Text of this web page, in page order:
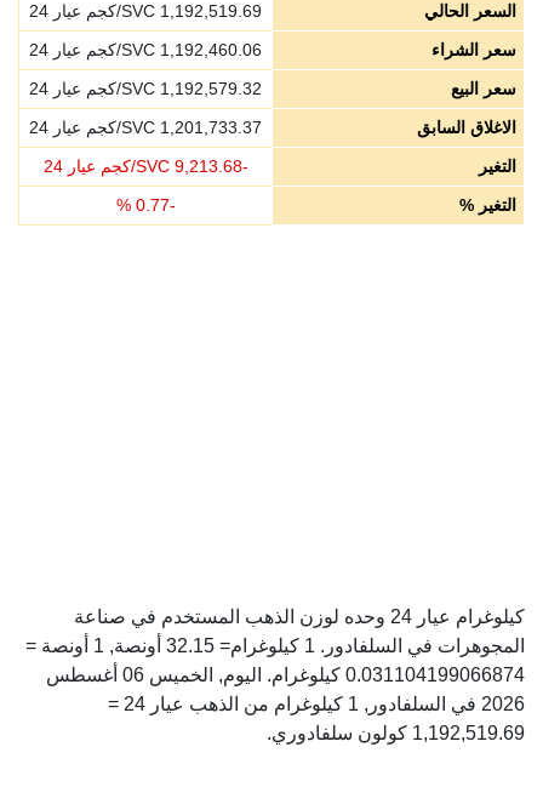
السعر الحالي 1,192,519.69
سعر الشراء
1,192,460.06
سعر البيع
1,192,579.32
الاغلاق السابق
1,201,733.37
التغير
-
9,213.68 SVC/كجم عيار 24
التغير %
-
0.77
%
كيلوغرام عيار 24 وحده لوزن الذهب المستخدم في صناعة
المجوهرات في السلفادور. 1 كيلوغرام= 32.15 أونصة, 1 أونصة =
0.031104199066874 كيلوغرام. اليوم, الخميس 06 أغسطس
2026 في السلفادور, 1 كيلوغرام من الذهب عيار 24 =
1,192,519.69 كولون سلفادوري.